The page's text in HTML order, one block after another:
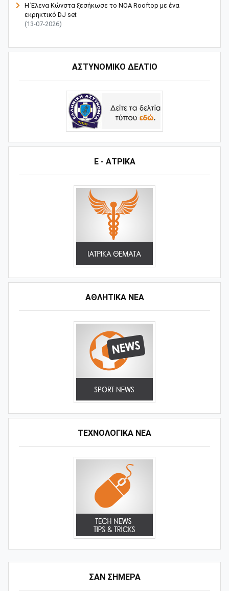
Η Έλενα Κώνστα ξεσήκωσε το NOA Rooftop με ένα
εκρηκτικό DJ set
(13-07-2026)
ΑΣΤΥΝΟΜΙΚΟ ΔΕΛΤΙΟ
Ε - ΑΤΡΙΚΑ
ΑΘΛΗΤΙΚΆ ΝΈΑ
ΤΕΧΝΟΛΟΓΙΚΑ ΝΕΑ
ΣΑΝ ΣΗΜΕΡΑ